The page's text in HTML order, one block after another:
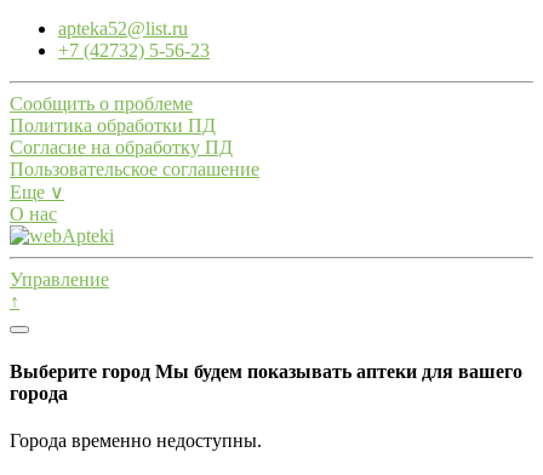
apteka52@list.ru
+7 (42732) 5-56-23
Сообщить о проблеме
Политика обработки ПД
Согласие на обработку ПД
Пользовательское соглашение
Еще ∨
О нас
Управление
↑
Выберите город Мы будем показывать аптеки для вашего
города
Города временно недоступны.